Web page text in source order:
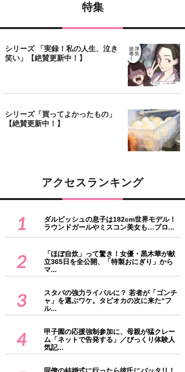
特集
シリーズ 「実録！私の人生、泣き
笑い」【絶賛更新中！】
シリーズ「買ってよかったもの」
【絶賛更新中！】
アクセスランキング
1
ダルビッシュの息子は182cm世界モデル！
ラウンドガールやミスコン美女も…プロ...
2
「ほぼ自炊」って驚き！女優・黒木華が献
立365日を全公開、「特製おにぎり」から
マ...
3
スタバの強力ライバルに？ 若者が「ゴンチ
ャ」を選ぶワケ。タピオカの次に来た“フ
ル...
4
甲子園の応援強制参加に、母親が猛クレー
ム「ネットで告発する」／びっくり体験人
気記...